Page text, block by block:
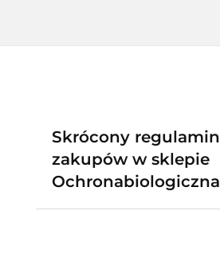
Skrócony regulamin
zakupów w sklepie
Ochronabiologiczna